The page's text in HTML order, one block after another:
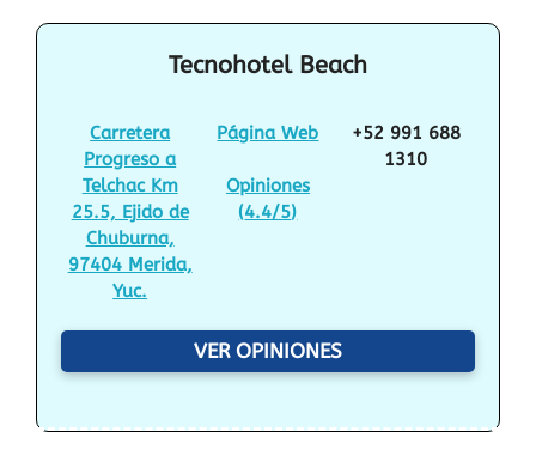
Tecnohotel Beach
Carretera
Progreso a
Telchac Km
25.5, Ejido de
Chuburna,
97404 Merida,
Yuc.
Página Web
Opiniones
(4.4/5)
+52 991 688
1310
VER OPINIONES